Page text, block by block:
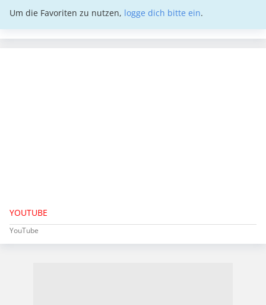
Um die Favoriten zu nutzen, logge dich bitte ein.
YOUTUBE
YouTube